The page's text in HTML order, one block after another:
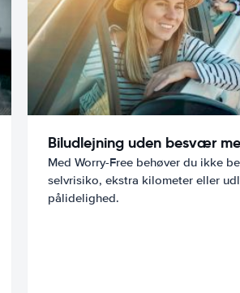
Biludlejning uden besvær
Med Worry-Free behøver du ikke
selvrisiko, ekstra kilometer eller
pålidelighed.